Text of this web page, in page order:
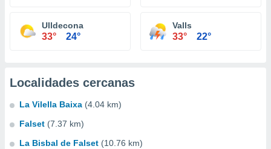
Ulldecona
33° 24°
Valls
33° 22°
Localidades cercanas
La Vilella Baixa (4.04 km)
Falset (7.37 km)
La Bisbal de Falset (10.76 km)